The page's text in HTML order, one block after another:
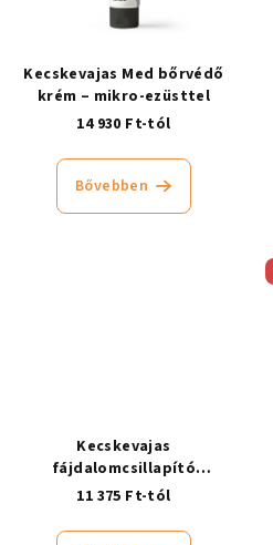
Kecskevajas Med bőrvédő
krém – mikro-ezüsttel
14 930 Ft-tól
Bővebben
Kecskevajas
fájdalomcsillapító
ízületbalzsam, melegítő
11 375 Ft-tól